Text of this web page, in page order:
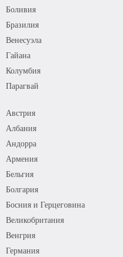
Боливия
Бразилия
Венесуэла
Гайана
Колумбия
Парагвай
Австрия
Албания
Андорра
Армения
Бельгия
Болгария
Босния и Герцеговина
Великобритания
Венгрия
Германия